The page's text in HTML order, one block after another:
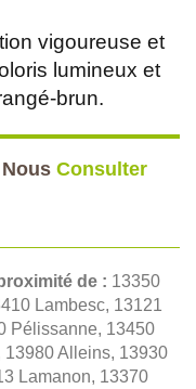
vigoureuse et
lumineux et
brun.
Nous Consulter
de : 13350
Lambesc, 13121
Pélissanne, 13450
13980 Alleins, 13930
Lamanon, 13370